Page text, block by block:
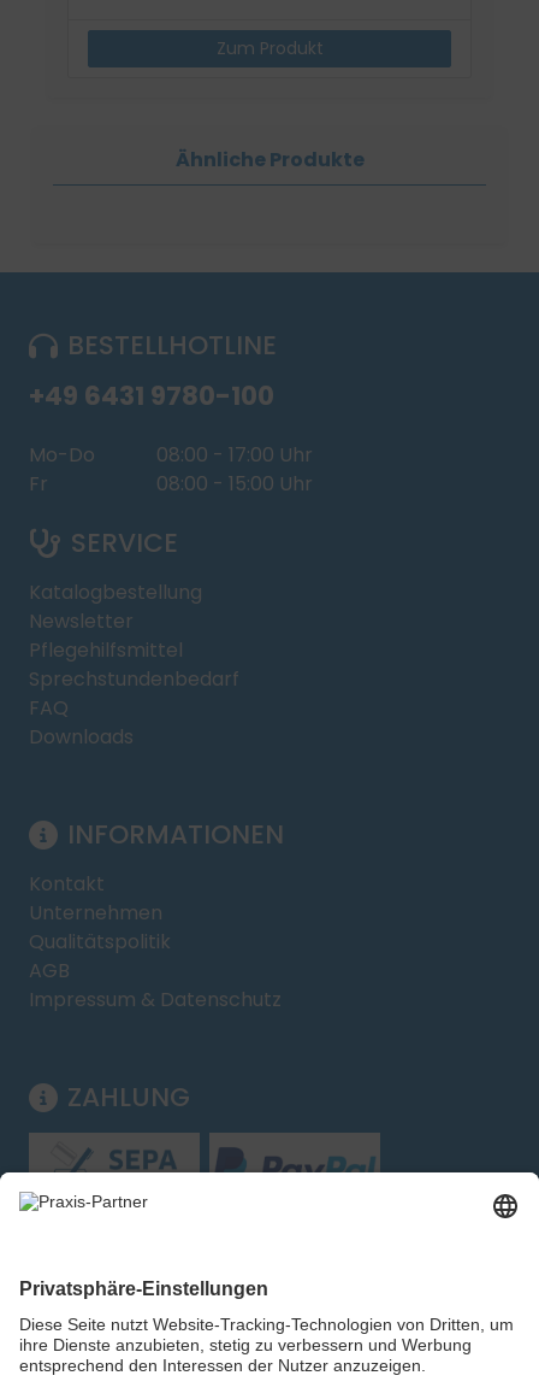
Zum Produkt
Ähnliche Produkte
BESTELLHOTLINE
+49 6431 9780-100
Mo-Do
08:00 - 17:00 Uhr
Fr
08:00 - 15:00 Uhr
SERVICE
Katalogbestellung
Newsletter
Pflegehilfsmittel
Sprechstundenbedarf
FAQ
Downloads
INFORMATIONEN
Kontakt
Unternehmen
Qualitätspolitik
AGB
Impressum & Datenschutz
ZAHLUNG
Folgen Sie uns: